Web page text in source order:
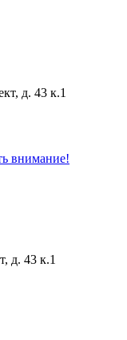
д. 43 к.1
внимание!
д. 43 к.1